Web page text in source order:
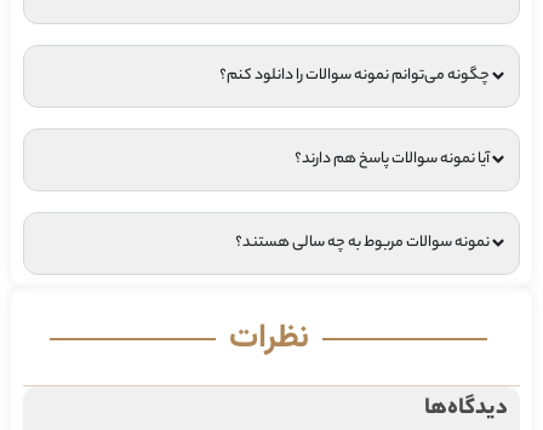
چگونه می‌توانم نمونه سوالات را دانلود کنم؟
آیا نمونه سوالات پاسخ هم دارند؟
نمونه سوالات مربوط به چه سالی هستند؟
نظرات
دیدگاه‌ها